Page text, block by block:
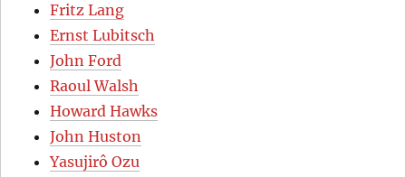
Fritz Lang
Ernst Lubitsch
John Ford
Raoul Walsh
Howard Hawks
John Huston
Yasujirô Ozu